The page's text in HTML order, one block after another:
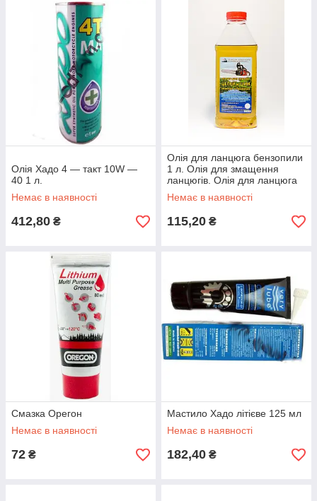
Олія Хадо 4 — такт 10W —
40 1 л.
Немає в наявності
412,80 ₴
Олія для ланцюга бензопили
1 л. Олія для змащення
ланцюгів. Олія для ланцюга
електропили.
Немає в наявності
115,20 ₴
Смазка Орегон
Немає в наявності
72 ₴
Мастило Хадо літієве 125 мл
Немає в наявності
182,40 ₴